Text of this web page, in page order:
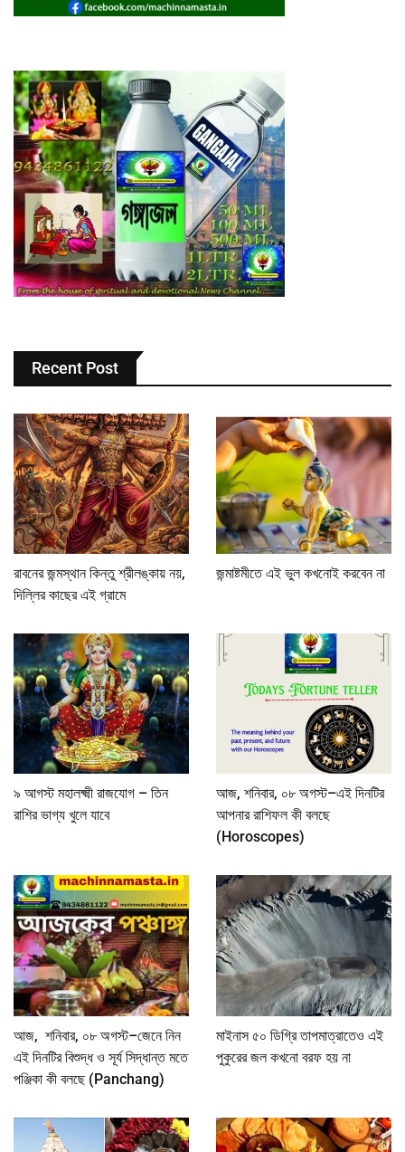
Recent Post
রাবনের জন্মস্থান কিন্তু শ্রীলঙ্কায় নয়,
দিল্লির কাছের এই গ্রামে
জন্মাষ্টমীতে এই ভুল কখনোই করবেন না
৯ আগস্ট মহালক্ষ্মী রাজযোগ – তিন
রাশির ভাগ্য খুলে যাবে
আজ, শনিবার, ০৮ অগস্ট–এই দিনটির
আপনার রাশিফল কী বলছে
(Horoscopes)
আজ, শনিবার, ০৮ অগস্ট–জেনে নিন
এই দিনটির বিশুদ্ধ ও সূর্য সিদ্ধান্ত মতে
পঞ্জিকা কী বলছে (Panchang)
মাইনাস ৫০ ডিগ্রি তাপমাত্রাতেও এই
পুকুরের জল কখনো বরফ হয় না